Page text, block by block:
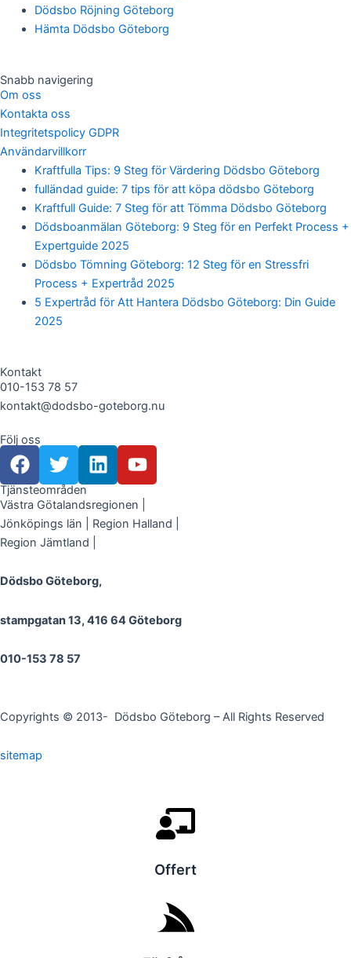
Dödsbo Röjning Göteborg
Hämta Dödsbo Göteborg
Snabb navigering
Om oss
Kontakta oss
Integritetspolicy GDPR
Användarvillkorr
Kraftfulla Tips: 9 Steg för Värdering Dödsbo Göteborg
fulländad guide: 7 tips för att köpa dödsbo Göteborg
Kraftfull Guide: 7 Steg för att Tömma Dödsbo Göteborg
Dödsboanmälan Göteborg: 9 Steg för en Perfekt Process +
Expertguide 2025
Dödsbo Tömning Göteborg: 12 Steg för en Stressfri
Process + Expertråd 2025
5 Expertråd för Att Hantera Dödsbo Göteborg: Din Guide
2025
Kontakt
010-153 78 57
kontakt@dodsbo-goteborg.nu
Följ oss
F
a
c
e
b
o
o
k
T
w
i
t
t
e
r
L
i
k
e
n
Y
o
u
t
u
Tjänsteområden
Västra Götalandsregionen |
Jönköpings län | Region Halland |
Region Jämtland |
Dödsbo Göteborg,
stampgatan 13, 416 64 Göteborg
010-153 78 57
Copyrights © 2013- Dödsbo Göteborg – All Rights Reserved
sitemap
Offert